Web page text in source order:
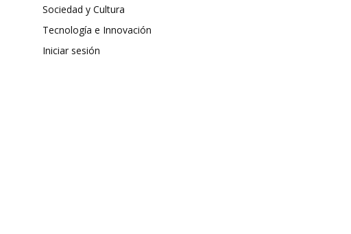
Sociedad y Cultura
Tecnología e Innovación
Iniciar sesión